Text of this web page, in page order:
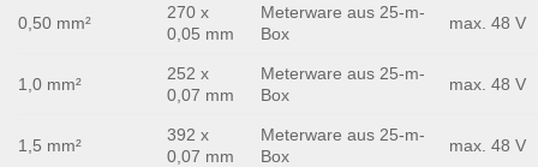
0,50 mm²
270 x
0,05 mm
Meterware aus 25-m-
Box
max. 48 V
1,0 mm²
252 x
0,07 mm
Meterware aus 25-m-
Box
max. 48 V
1,5 mm²
392 x
0,07 mm
Meterware aus 25-m-
Box
max. 48 V